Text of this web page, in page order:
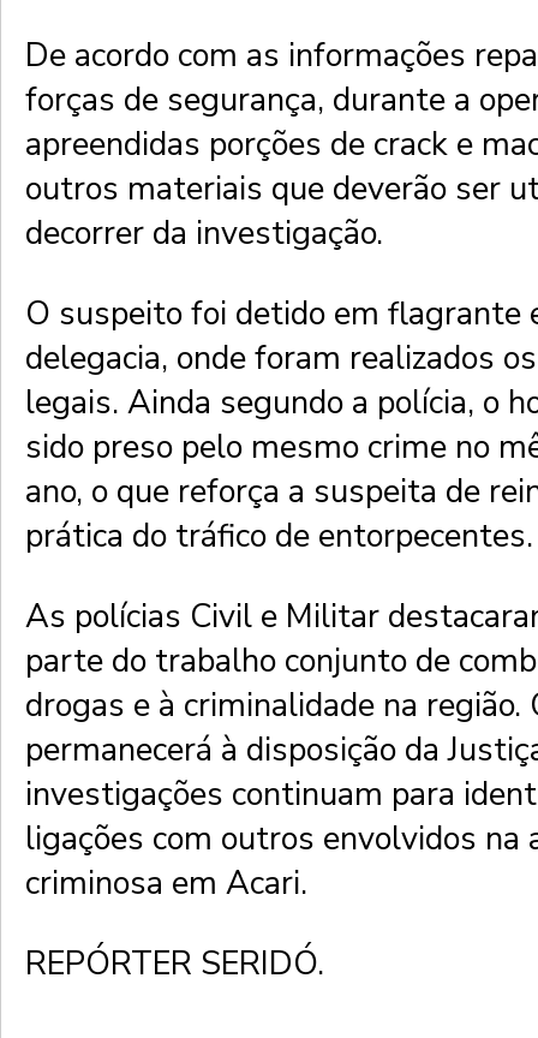
De acordo com as informações
forças de segurança, durante a
apreendidas porções de crack e
outros materiais que deverão ser
decorrer da investigação.
O suspeito foi detido em flagrante
delegacia, onde foram realizados
legais. Ainda segundo a polícia, o
sido preso pelo mesmo crime no
ano, o que reforça a suspeita de
prática do tráfico de entorpecentes.
As polícias Civil e Militar
parte do trabalho conjunto de
drogas e à criminalidade na região.
permanecerá à disposição da
investigações continuam para
ligações com outros envolvidos na
criminosa em Acari.
REPÓRTER SERIDÓ.